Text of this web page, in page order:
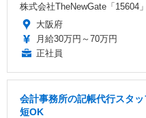
株式会社TheNewGate「15604」
大阪府
月給30万円～70万円
正社員
会計事務所の記帳代行スタ
短OK